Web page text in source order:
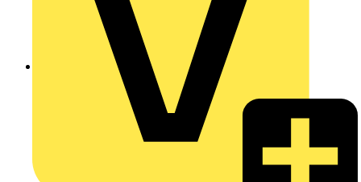
Zurück zu Produkte